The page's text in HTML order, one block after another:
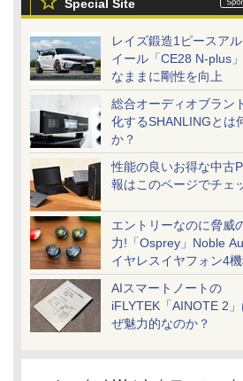
Special Site
レイズ鍛造1ピースア
イール「CE28 N-plus
なままに剛性を向上
総合オーディオブラン
化するSHANLINGとは
か？
性能の良いお得な中古
報はこのページでチェ
エントリーなのに脅威
力!「Osprey」Noble
イヤレスイヤフォン4機
一気に聴く
AIスマートノートの
iFLYTEK「AINOTE 2
ぜ魅力的なのか？